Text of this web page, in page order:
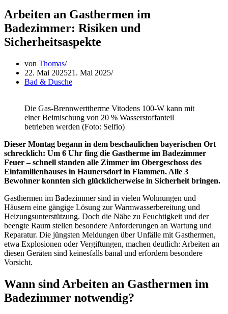
Arbeiten an Gasthermen im
Badezimmer: Risiken und
Sicherheitsaspekte
von Thomas
22. Mai 202521. Mai 2025
Bad & Dusche
Die Gas-Brennwerttherme Vitodens 100-W kann mit
einer Beimischung von 20 % Wasserstoffanteil
betrieben werden (Foto: Selfio)
Dieser Montag begann in dem beschaulichen bayerischen Ort
schrecklich: Um 6 Uhr fing die Gastherme im Badezimmer
Feuer – schnell standen alle Zimmer im Obergeschoss des
Einfamilienhauses in Haunersdorf in Flammen. Alle 3
Bewohner konnten sich glücklicherweise in Sicherheit bringen.
Gasthermen im Badezimmer sind in vielen Wohnungen und
Häusern eine gängige Lösung zur Warmwasserbereitung und
Heizungsunterstützung. Doch die Nähe zu Feuchtigkeit und der
beengte Raum stellen besondere Anforderungen an Wartung und
Reparatur. Die jüngsten Meldungen über Unfälle mit Gasthermen,
etwa Explosionen oder Vergiftungen, machen deutlich: Arbeiten an
diesen Geräten sind keinesfalls banal und erfordern besondere
Vorsicht.
Wann sind Arbeiten an Gasthermen im
Badezimmer notwendig?